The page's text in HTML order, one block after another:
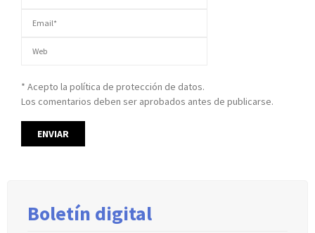
* Acepto la política de protección de datos.
Los comentarios deben ser aprobados antes de publicarse.
Boletín digital